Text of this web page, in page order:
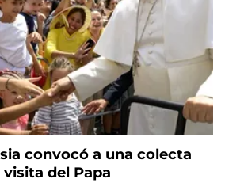
convocó a una colecta
del Papa